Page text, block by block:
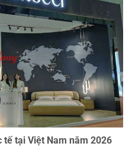
tại Việt Nam năm 2026